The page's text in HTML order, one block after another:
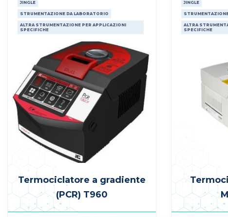
JINGLE
STRUMENTAZIONE DA LABORATORIO
ALTRA STRUMENTAZIONE PER APPLICAZIONI
SPECIFICHE
Termociclatore a gradiente
(PCR) T960
JINGLE
ALTRA
SPECIFICHE